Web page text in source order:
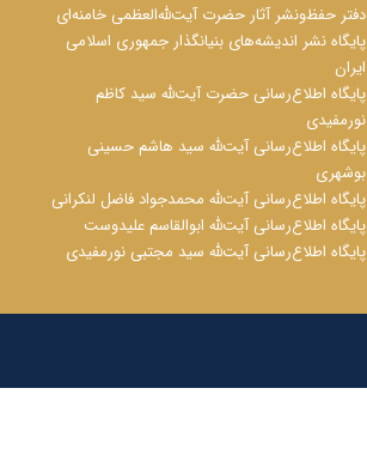
دفتر حفظ‌‌‌ونشر آثار حضرت آیت‌ﷲ‌العظمی خامنه‌ای
پایگاه نشر اندیشه‌های بنیانگذار جمهوری اسلامی
ایران
پایگاه اطلاع‌رسانی حضرت آیت‌ﷲ سید کاظم
نورمفیدی
پایگاه اطلاع‌رسانی آیت‌ﷲ سید هاشم حسینی
بوشهری
پایگاه اطلاع‌رسانی آیت‌ﷲ محمدجواد فاضل لنکرانی
پایگاه اطلاع‌رسانی آیت‌ﷲ ابوالقاسم علیدوست
پایگاه اطلاع‌رسانی آیت‌ﷲ سید مجتبی نورمفیدی